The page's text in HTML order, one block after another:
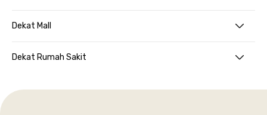
Dekat Mall
Dekat Rumah Sakit